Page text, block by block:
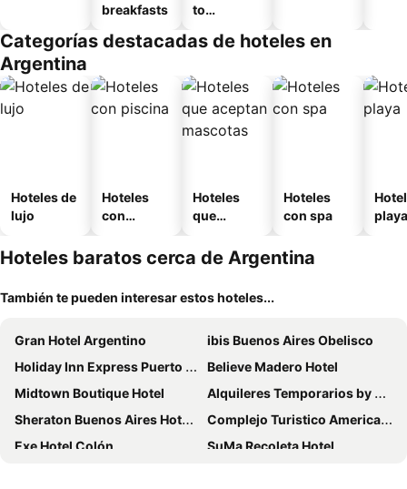
breakfasts
to
o
Categorías destacadas de hoteles en
Argentina
Hoteles de
lujo
Hoteles
con
Hoteles
que
mascotas
Hoteles
con spa
playa
Hoteles baratos cerca de Argentina
También te pueden interesar estos hoteles...
Gran Hotel Argentino
ibis Buenos Aires Obelisco
Holiday Inn Express Puerto Madero By Ihg
Believe Madero Hotel
Midtown Boutique Hotel
Alquileres Temporarios by CLH Rentals
Sheraton Buenos Aires Hotel & Convention Center
Complejo Turistico Americano
Exe Hotel Colón
SuMa Recoleta Hotel